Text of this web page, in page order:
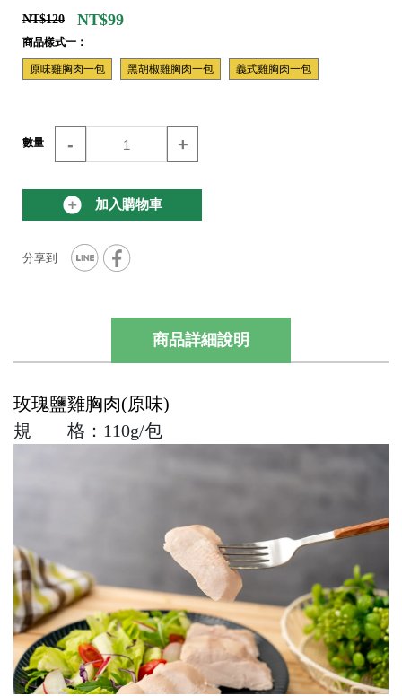
NT$120 NT$99
商品樣式一：
原味雞胸肉一包 黑胡椒雞胸肉一包 義式雞胸肉一包
數量 - +
加入購物車
商品詳細說明
玫瑰鹽雞胸肉(原味)
規 格：110g/包